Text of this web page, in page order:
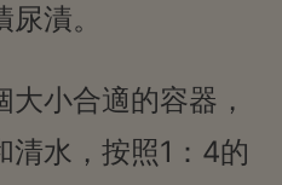
漬。
小合適的容器，
清水，按照1：4的